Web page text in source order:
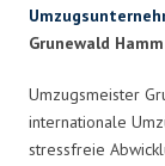
Grunewald
Umzugsmeister
internationale
stressfreie